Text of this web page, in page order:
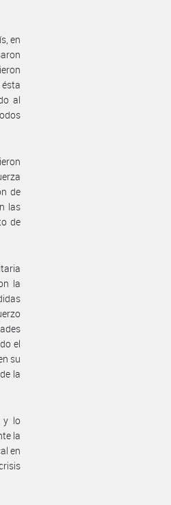
en
al
de
las
de
la
el
su
la
y lo
la
en